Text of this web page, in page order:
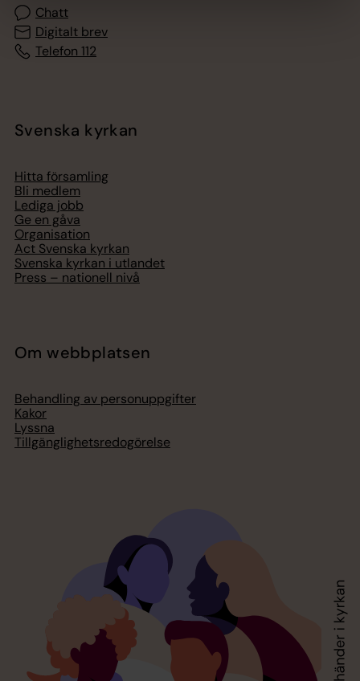
Chatt
Digitalt brev
Telefon 112
Svenska kyrkan
Hitta församling
Bli medlem
Lediga jobb
Ge en gåva
Organisation
Act Svenska kyrkan
Svenska kyrkan i utlandet
Press – nationell nivå
Om webbplatsen
Behandling av personuppgifter
Kakor
Lyssna
Tillgänglighetsredogörelse